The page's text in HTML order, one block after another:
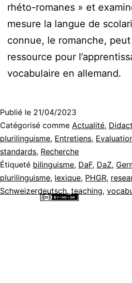
rhéto-romanes » et
mesure la langue de
connue, le romanche,
ressource pour
vocabulaire en allemand.
Publié le 21/04/2023
Catégorisé comme Actualité,
plurilinguisme, Entretiens,
standards, Recherche
Étiqueté bilinguisme, DaF, DaZ,
plurilinguisme, lexique, PHGR,
Schweizerdeutsch, teaching,